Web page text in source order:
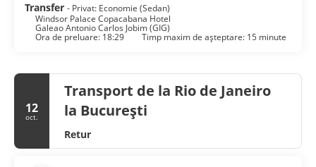
Transfer - Privat: Economie (Sedan)
Windsor Palace Copacabana Hotel
Galeao Antonio Carlos Jobim (GIG)
Ora de preluare: 18:29 Timp maxim de așteptare: 15 minute
12
oct.
Transport de la Rio de Janeiro
la București
Retur